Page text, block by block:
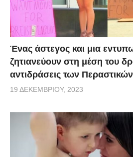
Ένας άστεγος και μια
ζητιανεύουν στη μέση του
αντιδράσεις των
19 ΔΕΚΕΜΒΡΊΟΥ, 2023